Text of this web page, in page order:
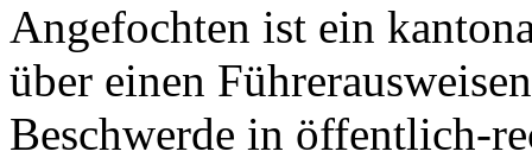
Angefochten ist ein
über einen
Beschwerde in öffentlich-